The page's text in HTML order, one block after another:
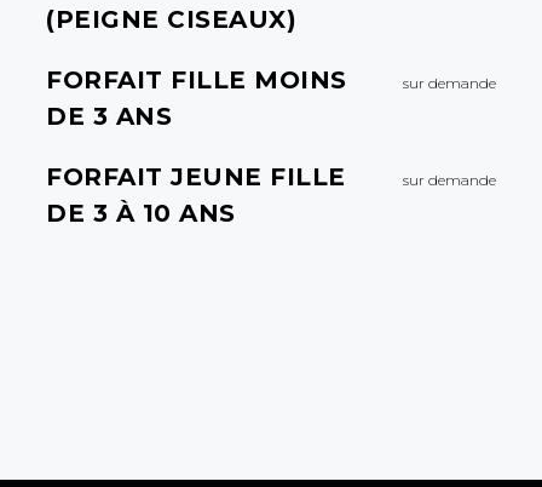
(PEIGNE CISEAUX)
FORFAIT FILLE MOINS
DE 3 ANS
sur demande
FORFAIT JEUNE FILLE
DE 3 À 10 ANS
sur demande